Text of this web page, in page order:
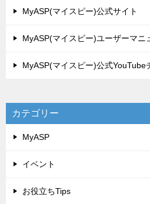
MyASP(マイスピー)公式サイト
MyASP(マイスピー)ユーザーマニ
MyASP(マイスピー)公式YouTube
カテゴリー
MyASP
イベント
お役立ちTips